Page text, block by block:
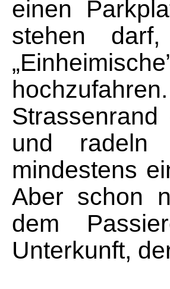
einen
stehen
und radeln
mindestens
Aber schon
dem
Unterkunft,